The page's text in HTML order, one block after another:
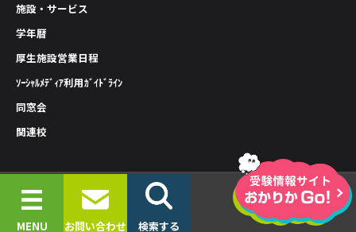
MENU お問い合わせ 検索する
施設・サービス
学年暦
厚生施設営業日程
ｿｰｼｬﾙﾒﾃﾞｨｱ利用ｶﾞｲﾄﾞﾗｲﾝ
同窓会
関連校
情報公開
プライバシーポリシー
サイトポリシー